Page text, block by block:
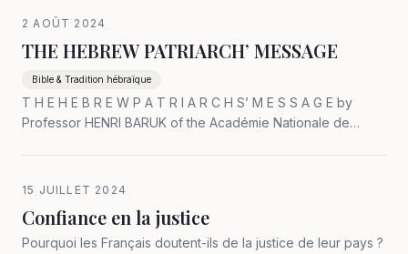
2 AOÛT 2024
THE HEBREW PATRIARCH’ MESSAGE
Bible & Tradition hébraïque
T H E H E B R E W P A T R I A R C H S’ M E S S A G E by
Professor HENRI BARUK of the Académie Nationale de
Mr Gérard TOUITOU Translated from…
15 JUILLET 2024
Confiance en la justice
Pourquoi les Français doutent-ils de la justice de leur pays ?